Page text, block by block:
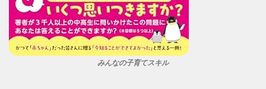
みんなの子育てスキル